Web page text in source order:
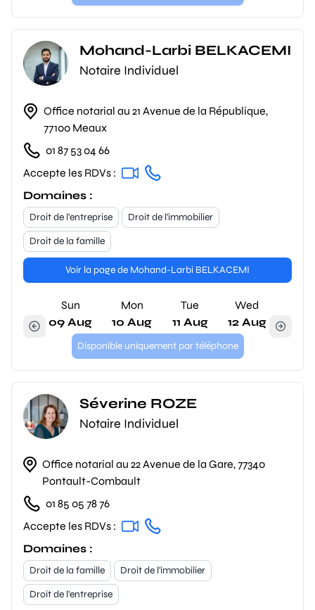
Mohand-Larbi BELKACEMI
Notaire Individuel
Office notarial au 21 Avenue de la République,
77100 Meaux
01 87 53 04 66
Accepte les RDVs :
Domaines :
Droit de l'entreprise
Droit de l'immobilier
Droit de la famille
Voir la page de Mohand-Larbi BELKACEMI
Sun
09 Aug
Mon
10 Aug
Tue
11 Aug
Wed
12 Aug
Disponible uniquement par téléphone
Séverine ROZE
Notaire Individuel
Office notarial au 22 Avenue de la Gare, 77340
Pontault-Combault
01 85 05 78 76
Accepte les RDVs :
Domaines :
Droit de la famille
Droit de l'immobilier
Droit de l'entreprise